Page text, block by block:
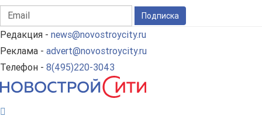
Подписка
Редакция - news@novostroycity.ru
Реклама - advert@novostroycity.ru
Телефон - 8(495)220-3043